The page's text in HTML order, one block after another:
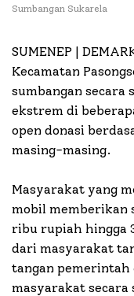
Sumbangan Sukarela
SUMENEP |
Kecamatan
sumbangan
ekstrem di
open donasi
masing-masing.
Masyarakat yang
mobil memberikan
ribu rupiah hingga
dari masyarakat
tangan pemerintah
masyarakat